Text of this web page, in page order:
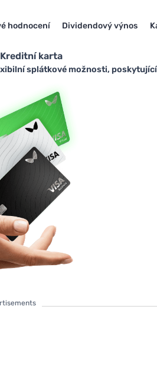
hodnocení Dividendový výnos
karta
splátkové možnosti,